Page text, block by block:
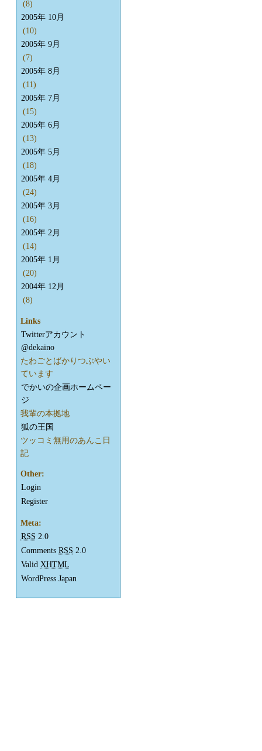
(8)
2005年 10月
(10)
2005年 9月
(7)
2005年 8月
(11)
2005年 7月
(15)
2005年 6月
(13)
2005年 5月
(18)
2005年 4月
(24)
2005年 3月
(16)
2005年 2月
(14)
2005年 1月
(20)
2004年 12月
(8)
Links
Twitterアカウント
@dekaino
たわごとばかりつぶやい
ています
でかいの企画ホームペー
ジ
我輩の本拠地
狐の王国
ツッコミ無用のあんこ日
記
Other:
Login
Register
Meta:
RSS 2.0
Comments RSS 2.0
Valid XHTML
WordPress Japan